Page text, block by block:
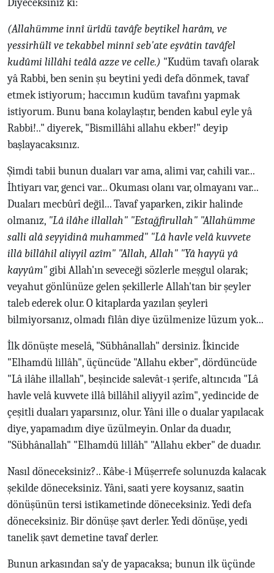
(Allahümme innî ürîdü tavâfe beytikel harâm, ve
yessirhülî ve tekabbel minnî seb'ate eşvâtin tavâfel
kudûmi lillâhi teâlâ azze ve celle.) "Kudüm tavafı olarak
yâ Rabbi, ben senin şu beytini yedi defa dönmek, tavaf
etmek istiyorum; haccımın kudüm tavafını yapmak
istiyorum. Bunu bana kolaylaştır, benden kabul eyle yâ
Rabbi!.." diyerek, "Bismillâhi allahu ekber!" deyip
başlayacaksınız.
Şimdi tabii bunun duaları var ama, alimi var, cahili var...
İhtiyarı var, genci var... Okuması olanı var, olmayanı var...
Duaları mecbûrî değil... Tavaf yaparken, zikir halinde
olmanız, "Lâ ilâhe illallah" "Estağfirullah" "Allahümme
salli alâ seyyidinâ muhammed" "Lâ havle velâ kuvvete
illâ billâhil aliyyil azîm" "Allah, Allah" "Yâ hayyü yâ
kayyûm"gibi Allah'ın seveceği sözlerle meşgul olarak;
veyahut gönlünüze gelen şekillerle Allah'tan bir şeyler
taleb ederek olur. O kitaplarda yazılan şeyleri
bilmiyorsanız, olmadı filân diye üzülmenize lüzum yok...
İlk dönüşte meselâ, "Sübhânallah" dersiniz. İkincide
"Elhamdü lillâh", üçüncüde "Allahu ekber", dördüncüde
"Lâ ilâhe illallah", beşincide salevât-ı şerife, altıncıda "Lâ
havle velâ kuvvete illâ billâhil aliyyil azîm", yedincide de
çeşitli duaları yaparsınız, olur. Yâni ille o dualar yapılacak
diye, yapamadım diye üzülmeyin. Onlar da duadır,
"Sübhânallah" "Elhamdü lillâh" "Allahu ekber" de duadır.
Nasıl döneceksiniz?.. Kâbe-i Müşerrefe solunuzda kalacak
şekilde döneceksiniz. Yâni, saati yere koysanız, saatin
dönüşünün tersi istikametinde döneceksiniz. Yedi defa
döneceksiniz. Bir dönüşe şavt derler. Yedi dönüşe, yedi
tanelik şavt demetine tavaf derler.
Bunun arkasından sa'y de yapacaksa; bunun ilk üçünde